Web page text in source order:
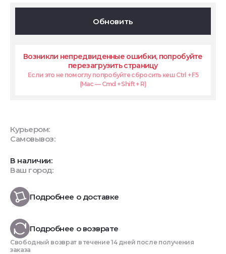
Обновить
Возникли непредвиденные ошибки, попробуйте
перезагрузить страницу
Если это не помоглу попробуйте сбросить кеш Ctrl + F5
(Mac — Cmd + Shift + R)
Курьером:
Самовывоз:
В наличии:
Ваш город:
Подробнее о доставке
Подробнее о возврате
Свободный возврат в течение 14 дней после получения
заказа